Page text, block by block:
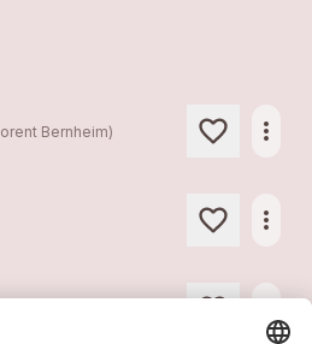
Bernheim)
more_horiz
more_horiz